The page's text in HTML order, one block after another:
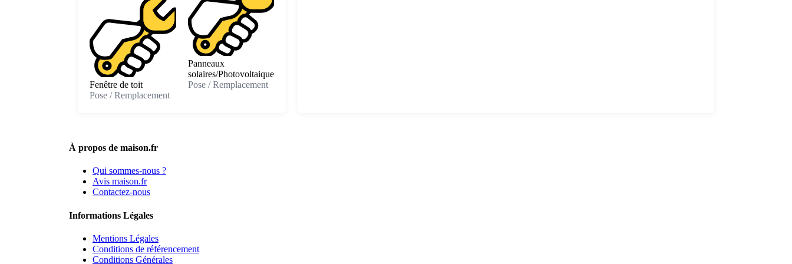
Fenêtre de toit
Pose / Remplacement
Panneaux
solaires/Photovoltaique
Pose / Remplacement
À propos de maison.fr
Qui sommes-nous ?
Avis maison.fr
Contactez-nous
Informations Légales
Mentions Légales
Conditions de référencement
Conditions Générales